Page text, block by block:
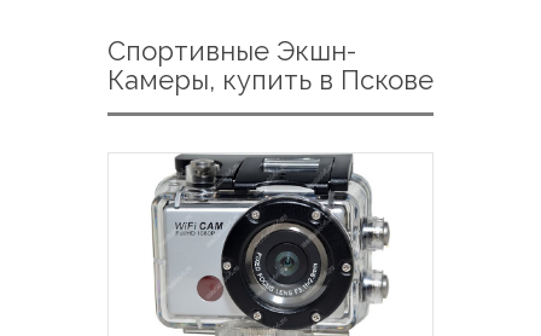
Спортивные Экшн-
Камеры, купить в Пскове